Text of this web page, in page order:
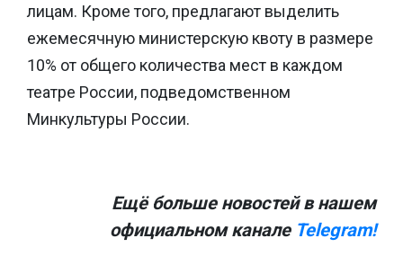
лицам. Кроме того, предлагают выделить
ежемесячную министерскую квоту в размере
10% от общего количества мест в каждом
театре России, подведомственном
Минкультуры России.
Ещё больше новостей в нашем
официальном канале Telegram!